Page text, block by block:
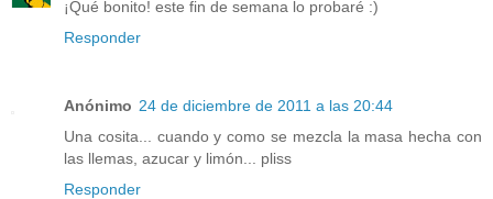
¡Qué bonito! este fin de semana lo probaré :)
Responder
Anónimo 24 de diciembre de 2011 a las 20:44
Una cosita... cuando y como se mezcla la masa hecha con
las llemas, azucar y limón... pliss
Responder